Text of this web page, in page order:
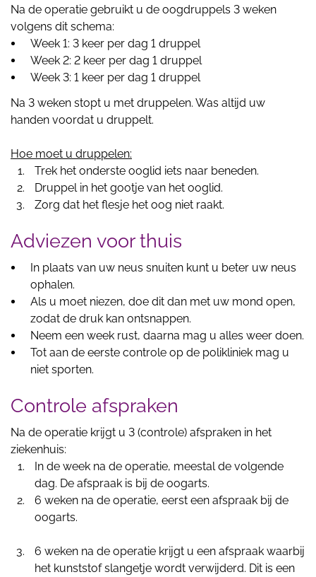
Na de operatie gebruikt u de oogdruppels 3 weken
volgens dit schema:
Week 1: 3 keer per dag 1 druppel
Week 2: 2 keer per dag 1 druppel
Week 3: 1 keer per dag 1 druppel
Na 3 weken stopt u met druppelen. Was altijd uw
handen voordat u druppelt.
Hoe moet u druppelen:
Trek het onderste ooglid iets naar beneden.
Druppel in het gootje van het ooglid.
Zorg dat het flesje het oog niet raakt.
Adviezen voor thuis
In plaats van uw neus snuiten kunt u beter uw neus
ophalen.
Als u moet niezen, doe dit dan met uw mond open,
zodat de druk kan ontsnappen.
Neem een week rust, daarna mag u alles weer doen.
Tot aan de eerste controle op de polikliniek mag u
niet sporten.
Controle afspraken
Na de operatie krijgt u 3 (controle) afspraken in het
ziekenhuis:
In de week na de operatie, meestal de volgende
dag. De afspraak is bij de oogarts.
6 weken na de operatie, eerst een afspraak bij de
oogarts.
6 weken na de operatie krijgt u een afspraak waarbij
het kunststof slangetje wordt verwijderd. Dit is een